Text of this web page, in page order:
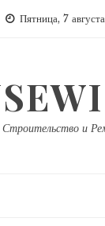
Пятница, 7 августа
Строительство и